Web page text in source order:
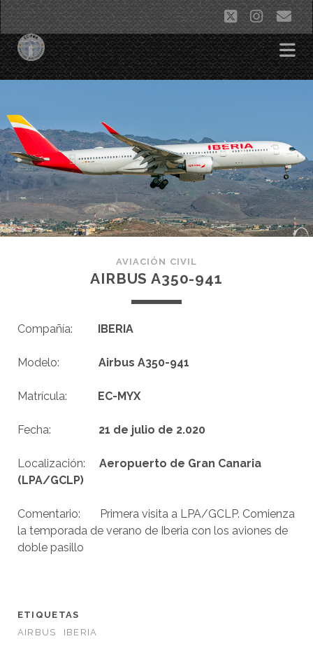
twitter
AVIACIÓN CIVIL
AIRBUS A350-941
Compañía: IBERIA
Modelo: Airbus A350-941
Matrícula: EC-MYX
Fecha: 21 de julio de 2.020
Localización: Aeropuerto de Gran Canaria
(LPA/GCLP)
Comentario: Primera visita a LPA/GCLP. Comienza
la temporada de verano de Iberia con los aviones de
doble pasillo
ETIQUETAS
AIRBUS
IBERIA